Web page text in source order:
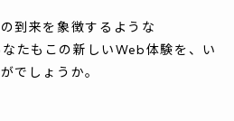
到来を象徴するような
たもこの新しいWeb体験を、い
でしょうか。